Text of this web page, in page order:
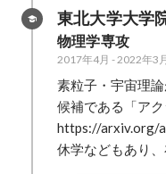
東北大学大学
物理学専攻
2017年4月 - 2022年3
素粒子・宇宙理
候補である「アク
https://arxiv.org/
休学などもあり